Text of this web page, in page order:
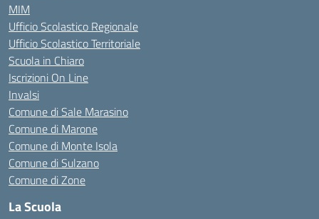
MIM
Ufficio Scolastico Regionale
Ufficio Scolastico Territoriale
Scuola in Chiaro
Iscrizioni On Line
Invalsi
Comune di Sale Marasino
Comune di Marone
Comune di Monte Isola
Comune di Sulzano
Comune di Zone
La Scuola